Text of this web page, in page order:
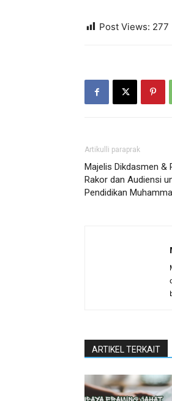
Post Views: 277
Artikulli paraprak
Majelis Dikdasmen &
Rakor dan Audiensi
Pendidikan
ARTIKEL TERKAIT